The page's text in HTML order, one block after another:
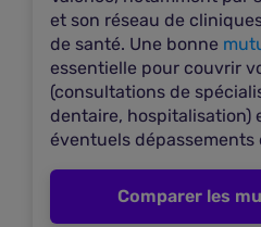
11
SWISS LIFE
À 0,56 km
33 Avenue Sadi
26000 VALENCE
Plus
et son réseau de
de santé. Une bonne
essentielle pour couvrir
(consultations de
dentaire, hospitalisation)
éventuels dépassements
Comparer les